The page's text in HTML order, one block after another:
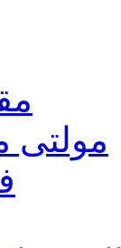
مولتی